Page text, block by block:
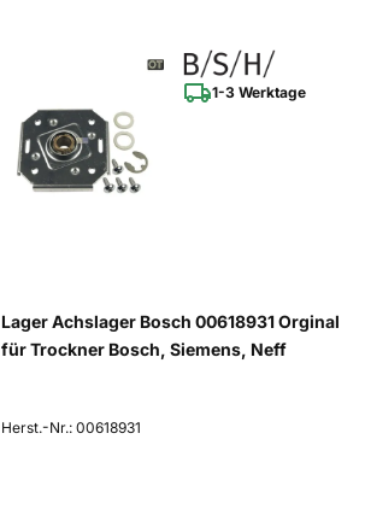
1-3 Werktage
Lager Achslager Bosch 00618931 Orginal
für Trockner Bosch, Siemens, Neff
Herst.-Nr.: 00618931